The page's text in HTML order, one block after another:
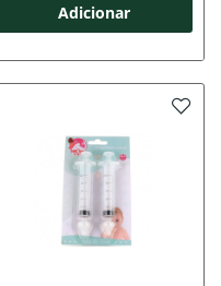
Adicionar